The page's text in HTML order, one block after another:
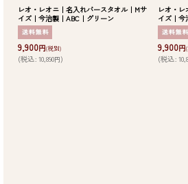
レオ・レオニ｜名入れバースタオル｜Mサ
イズ｜今治製｜ABC｜グリーン
9,900円(税別)
(税込: 10,890円)
レオ・
イズ｜今
9,900円
(税込: